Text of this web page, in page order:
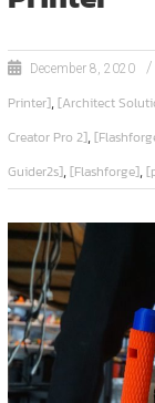
December 8, 2020
Printer],[Architect
Creator Pro 2],
Guider2s],[Flashforge],